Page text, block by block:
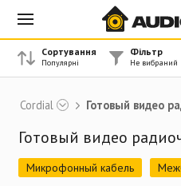
Cordial Готовый видео
Готовый видео
Микрофонный кабель
Сортування Фільтр